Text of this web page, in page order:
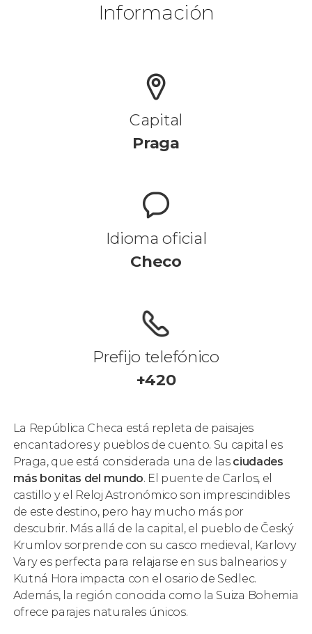
Información
Capital
Praga
Idioma oficial
Checo
Prefijo telefónico
+420
La República Checa está repleta de paisajes
encantadores y pueblos de cuento. Su capital es
Praga, que está considerada una de las ciudades
más bonitas del mundo. El puente de Carlos, el
castillo y el Reloj Astronómico son imprescindibles
de este destino, pero hay mucho más por
descubrir. Más allá de la capital, el pueblo de Český
Krumlov sorprende con su casco medieval, Karlovy
Vary es perfecta para relajarse en sus balnearios y
Kutná Hora impacta con el osario de Sedlec.
Además, la región conocida como la Suiza Bohemia
ofrece parajes naturales únicos.